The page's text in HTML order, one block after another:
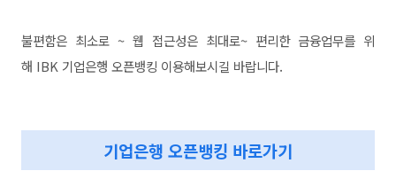
불편함은 최소로 ~ 웹 접근성은 최대로~ 편리한 금융업무를 위
해 IBK 기업은행 오픈뱅킹 이용해보시길 바랍니다.
기업은행 오픈뱅킹 바로가기